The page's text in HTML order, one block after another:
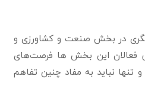
در بخش صنعت و کشاورزی و
فعالان این بخش ها فرصت‌های
تنها نباید به مفاد چنین تفاهم